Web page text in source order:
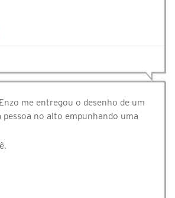
me entregou o desenho de um
no alto empunhando uma